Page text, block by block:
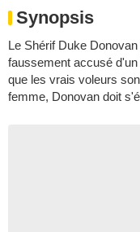
Synopsis
Le Shérif Duke
faussement accusé
que les vrais voleurs
femme, Donovan doit